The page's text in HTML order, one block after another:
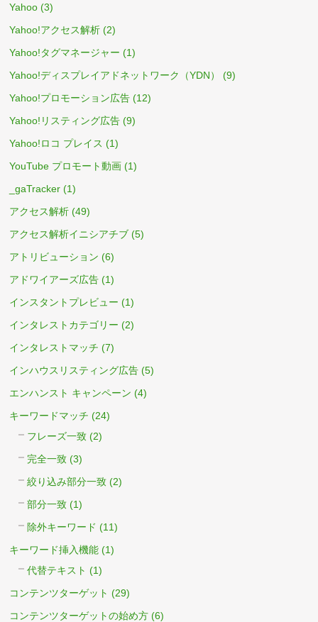
Yahoo (3)
Yahoo!アクセス解析 (2)
Yahoo!タグマネージャー (1)
Yahoo!ディスプレイアドネットワーク（YDN）
(9)
Yahoo!プロモーション広告 (12)
Yahoo!リスティング広告 (9)
Yahoo!ロコ プレイス (1)
YouTube プロモート動画 (1)
_gaTracker (1)
アクセス解析 (49)
アクセス解析イニシアチブ (5)
アトリビューション (6)
アドワイアーズ広告 (1)
インスタントプレビュー (1)
インタレストカテゴリー (2)
インタレストマッチ (7)
インハウスリスティング広告 (5)
エンハンスト キャンペーン (4)
キーワードマッチ (24)
フレーズ一致 (2)
完全一致 (3)
絞り込み部分一致 (2)
部分一致 (1)
除外キーワード (11)
キーワード挿入機能 (1)
代替テキスト (1)
コンテンツターゲット (29)
コンテンツターゲットの始め方 (6)